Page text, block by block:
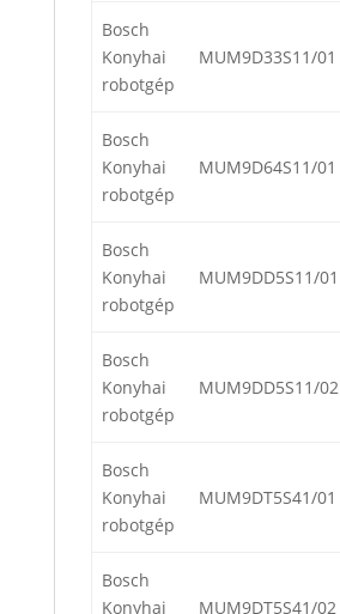
Bosch
Konyhai
robotgép
MUM9D33S11/01
Bosch
Konyhai
robotgép
MUM9D64S11/01
Bosch
Konyhai
robotgép
MUM9DD5S11/01
Bosch
Konyhai
robotgép
MUM9DD5S11/02
Bosch
Konyhai
robotgép
MUM9DT5S41/01
Bosch
Konyhai
MUM9DT5S41/02